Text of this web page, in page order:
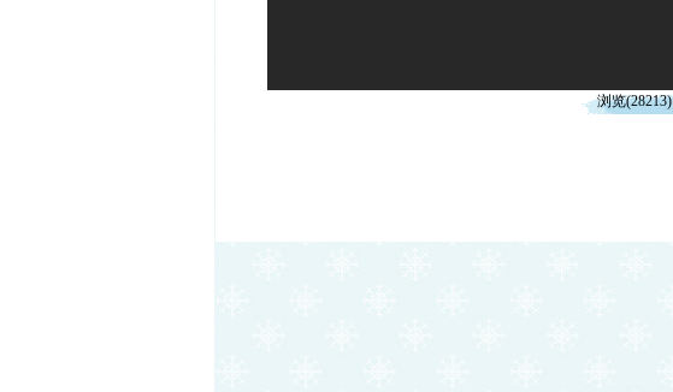
浏览(28213)